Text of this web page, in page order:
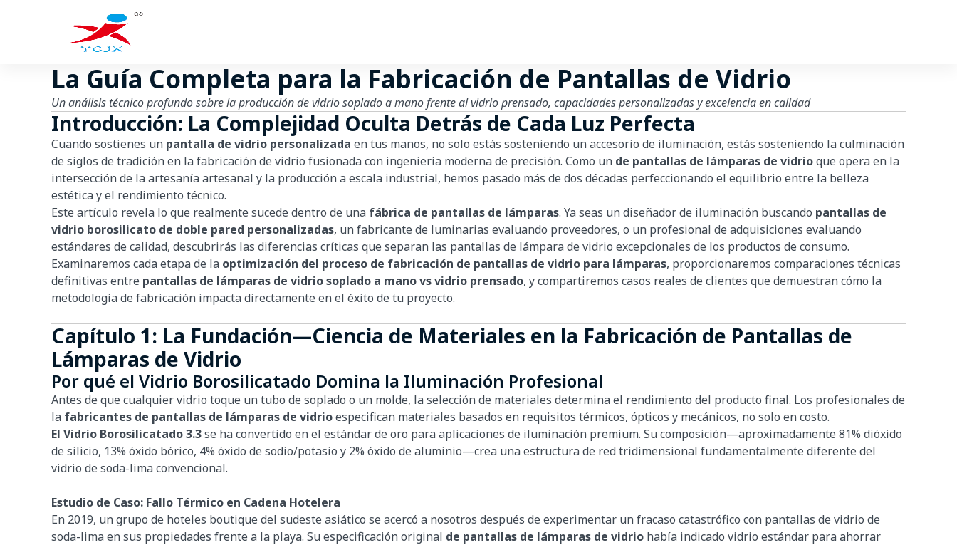
La Guía Completa para la Fabricación de Pantallas de Vidrio
Un análisis técnico profundo sobre la producción de vidrio soplado a mano frente al vidrio prensado, capacidades personalizadas y excelencia en calidad
Introducción: La Complejidad Oculta Detrás de Cada Luz Perfecta
Cuando sostienes un pantalla de vidrio personalizada en tus manos, no solo estás sosteniendo un accesorio de iluminación, estás sosteniendo la culminación
de siglos de tradición en la fabricación de vidrio fusionada con ingeniería moderna de precisión. Como un de pantallas de lámparas de vidrioque opera en la
intersección de la artesanía artesanal y la producción a escala industrial, hemos pasado más de dos décadas perfeccionando el equilibrio entre la belleza
estética y el rendimiento técnico.
Este artículo revela lo que realmente sucede dentro de una fábrica de pantallas de lámparas. Ya seas un diseñador de iluminación buscando pantallas de
vidrio borosilicato de doble pared personalizadas, un fabricante de luminarias evaluando proveedores, o un profesional de adquisiciones evaluando
estándares de calidad, descubrirás las diferencias críticas que separan las pantallas de lámpara de vidrio excepcionales de los productos de consumo.
Examinaremos cada etapa de la optimización del proceso de fabricación de pantallas de vidrio para lámparas, proporcionaremos comparaciones técnicas
definitivas entre pantallas de lámparas de vidrio soplado a mano vs vidrio prensado, y compartiremos casos reales de clientes que demuestran cómo la
metodología de fabricación impacta directamente en el éxito de tu proyecto.
Capítulo 1: La Fundación—Ciencia de Materiales en la Fabricación de Pantallas de
Lámparas de Vidrio
Por qué el Vidrio Borosilicatado Domina la Iluminación Profesional
Antes de que cualquier vidrio toque un tubo de soplado o un molde, la selección de materiales determina el rendimiento del producto final. Los profesionales de
la fabricantes de pantallas de lámparas de vidrioespecifican materiales basados en requisitos térmicos, ópticos y mecánicos, no solo en costo.
El Vidrio Borosilicatado 3.3se ha convertido en el estándar de oro para aplicaciones de iluminación premium. Su composición—aproximadamente 81% dióxido
de silicio, 13% óxido bórico, 4% óxido de sodio/potasio y 2% óxido de aluminio—crea una estructura de red tridimensional fundamentalmente diferente del
vidrio de soda-lima convencional.
Estudio de Caso: Fallo Térmico en Cadena Hotelera
En 2019, un grupo de hoteles boutique del sudeste asiático se acercó a nosotros después de experimentar un fracaso catastrófico con pantallas de vidrio de
soda-lima en sus propiedades frente a la playa. Su especificación original de pantallas de lámparas de vidrio había indicado vidrio estándar para ahorrar